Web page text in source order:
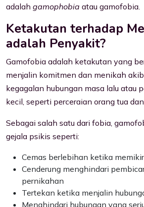
adalah gamophobia atau gamofobia.
Ketakutan terhadap
adalah Penyakit?
Gamofobia adalah ketakutan yang
menjalin komitmen dan menikah
kegagalan hubungan masa lalu atau
kecil, seperti perceraian orang tua dan
Sebagai salah satu dari fobia,
gejala psikis seperti:
Cemas berlebihan ketika
Cenderung menghindari
pernikahan
Tertekan ketika menjalin
Menghindari hubungan yang